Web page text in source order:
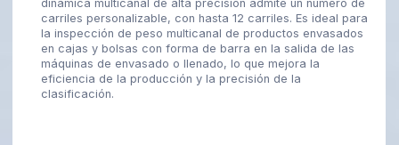
Este sistema integrado combina la detección de metales y
la clasificación por peso en una unidad compacta, lo que
ahorra espacio y simplifica las líneas de producción.
Detecta con precisión los contaminantes metálicos y
verifica el peso del producto simultáneamente, reduciendo
los rechazos erróneos, mejorando la eficiencia y
disminuyendo los costos operativos para un control de